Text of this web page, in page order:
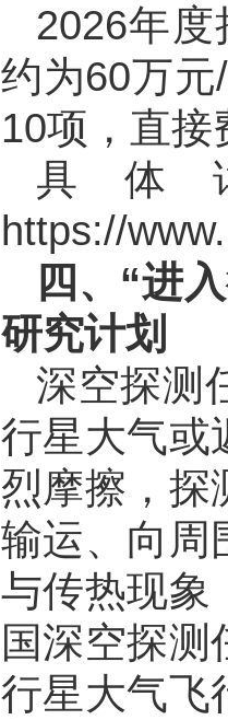
2026年度
约为60万元/
10项，直接
具体
https://
四、“进
研究计划
深空探测
行星大气或
烈摩擦，探
输运、向周
与传热现象
国深空探
行星大气飞